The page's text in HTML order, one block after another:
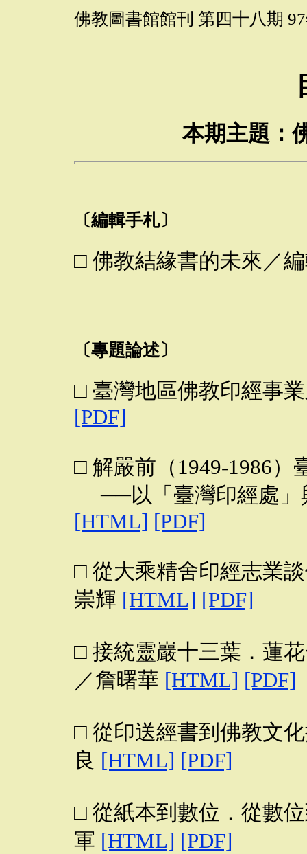
佛教圖書館館刊 第四十八期
本期主題：
〔編輯手札〕
□ 佛教結緣書的未來／
〔專題論述〕
□ 臺灣地區佛教印經事
[PDF]
□ 解嚴前（1949-1986）
──以「臺灣印經處」
[HTML] [PDF]
□ 從大乘精舍印經志業
崇輝 [HTML] [PDF]
□ 接統靈巖十三葉．蓮
／詹曙華 [HTML] [PDF]
□ 從印送經書到佛教文
良 [HTML] [PDF]
□ 從紙本到數位．從數
軍 [HTML] [PDF]